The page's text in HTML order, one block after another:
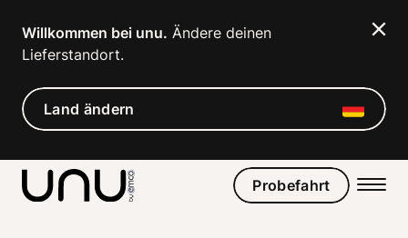
Willkommen bei unu. Ändere deinen
Lieferstandort.
Land ändern
Probefahrt